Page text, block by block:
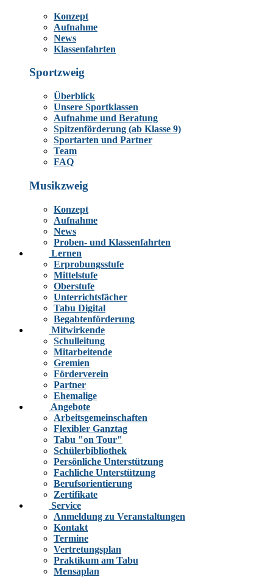
Konzept
Aufnahme
News
Klassenfahrten
Sportzweig
Überblick
Unsere Sportklassen
Aufnahme und Beratung
Spitzenförderung (ab Klasse 9)
Sportarten und Partner
Team
FAQ
Musikzweig
Konzept
Aufnahme
News
Proben- und Klassenfahrten
Lernen
Erprobungsstufe
Mittelstufe
Oberstufe
Unterrichtsfächer
Tabu Digital
Begabtenförderung
Mitwirkende
Schulleitung
Mitarbeitende
Gremien
Förderverein
Partner
Ehemalige
Angebote
Arbeitsgemeinschaften
Flexibler Ganztag
Tabu "on Tour"
Schülerbibliothek
Persönliche Unterstützung
Fachliche Unterstützung
Berufsorientierung
Zertifikate
Service
Anmeldung zu Veranstaltungen
Kontakt
Termine
Vertretungsplan
Praktikum am Tabu
Mensaplan